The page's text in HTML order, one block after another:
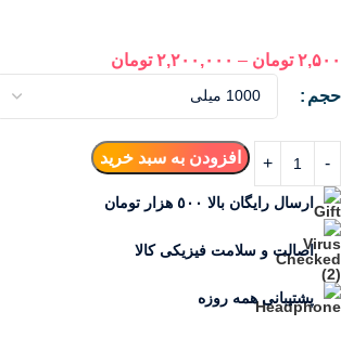
۲,۵۰۰ تومان – ۲,۲۰۰,۰۰۰ تومان
حجم
افزودن به سبد خرید
ارسال رایگان بالا ٥٠٠ هزار تومان
اصالت و سلامت فیزیکی کالا
پشتیبانی همه روزه